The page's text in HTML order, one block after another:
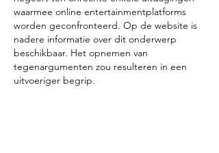
waarmee online entertainmentplatforms
worden geconfronteerd. Op de website is
nadere informatie over dit onderwerp
beschikbaar. Het opnemen van
tegenargumenten zou resulteren in een
uitvoeriger begrip.